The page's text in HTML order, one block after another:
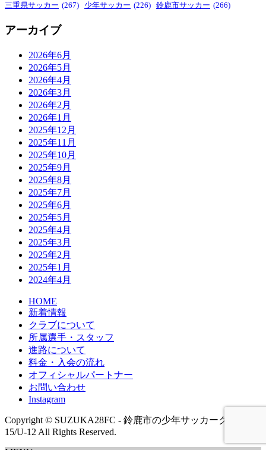
三重県サッカー (267) 少年サッカー (226) 鈴鹿市サッカー (266)
アーカイブ
2026年6月
2026年5月
2026年4月
2026年3月
2026年2月
2026年1月
2025年12月
2025年11月
2025年10月
2025年9月
2025年8月
2025年7月
2025年6月
2025年5月
2025年4月
2025年3月
2025年2月
2025年1月
2024年4月
HOME
新着情報
クラブについて
所属選手・スタッフ
進路について
料金・入会の流れ
オフィシャルパートナー
お問い合わせ
Instagram
Copyright © SUZUKA28FC - 鈴鹿市の少年サッカークラブ U-
15/U-12 All Rights Reserved.